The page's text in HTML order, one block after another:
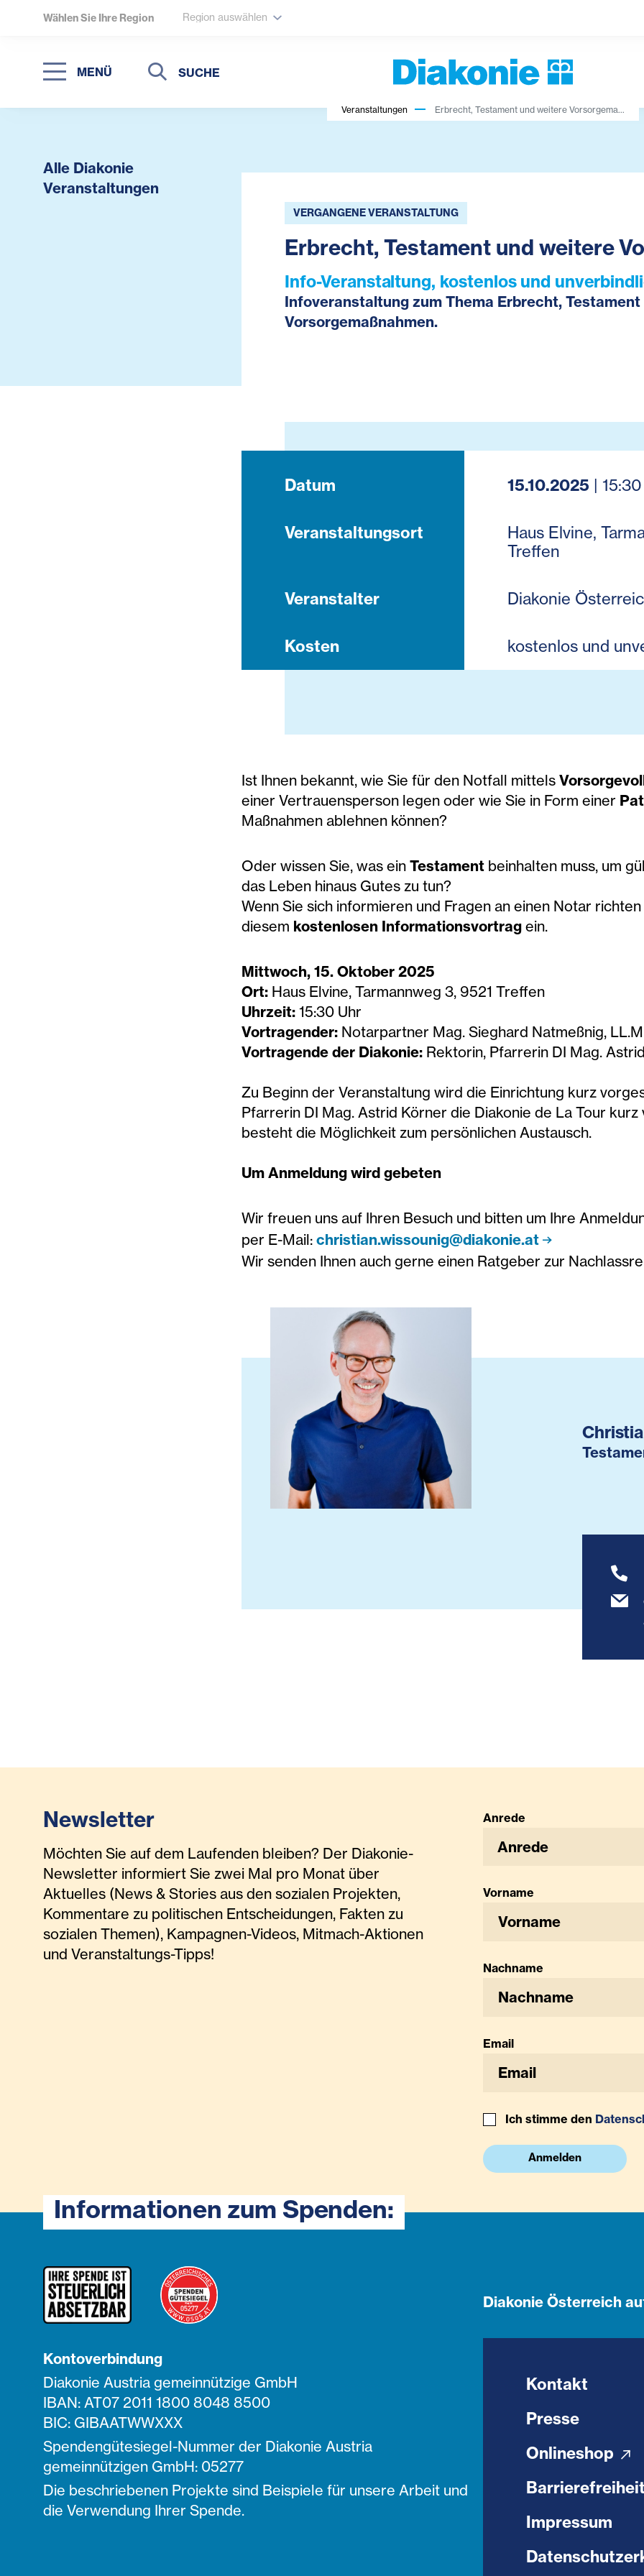
Wählen Sie Ihre Region Region auswählen
MENÜ
Suche
Suche
Veranstaltungen Erbrecht, Testament und weitere Vorsorgema...
Alle Diakonie
Veranstaltungen
VERGANGENE VERANSTALTUNG
Erbrecht, Testament und weitere
Info-Veranstaltung, kostenlos und
Infoveranstaltung zum Thema Erbrecht,
Vorsorgemaßnahmen.
Datum 15.10.2025 |
Veranstaltungsort
Haus Elvine,
Treffen
Veranstalter Diakonie
Kosten kostenlos und
Ist Ihnen bekannt, wie Sie für den Notfall mittels
einer Vertrauensperson legen oder wie Sie in Form einer
Maßnahmen ablehnen können?
Oder wissen Sie, was ein Testament beinhalten muss, um
das Leben hinaus Gutes zu tun?
Wenn Sie sich informieren und Fragen an einen Notar
diesem kostenlosen Informationsvortrag ein.
Mittwoch, 15. Oktober 2025
Ort: Haus Elvine, Tarmannweg 3, 9521 Treffen
Uhrzeit: 15:30 Uhr
Vortragender: Notarpartner Mag. Sieghard Natmeßnig,
Vortragende der Diakonie: Rektorin, Pfarrerin DI Mag.
Zu Beginn der Veranstaltung wird die Einrichtung kurz
Pfarrerin DI Mag. Astrid Körner die Diakonie de La Tour
besteht die Möglichkeit zum persönlichen Austausch.
Um Anmeldung wird gebeten
Wir freuen uns auf Ihren Besuch und bitten um Ihre
per E-Mail: christian.wissounig@diakonie.at
Wir senden Ihnen auch gerne einen Ratgeber zur
Newsletter
Möchten Sie auf dem Laufenden bleiben? Der Diakonie-
Newsletter informiert Sie zwei Mal pro Monat über
Aktuelles (News & Stories aus den sozialen Projekten,
Kommentare zu politischen Entscheidungen, Fakten zu
sozialen Themen), Kampagnen-Videos, Mitmach-Aktionen
und Veranstaltungs-Tipps!
Anrede
Anrede
Vorname
Nachname
Email
Ich stimme den
Anmelden
Informationen zum Spenden:
Kontoverbindung
Diakonie Austria gemeinnützige GmbH
IBAN: AT07 2011 1800 8048 8500
BIC: GIBAATWWXXX
Spendengütesiegel-Nummer der Diakonie Austria
gemeinnützigen GmbH: 05277
Die beschriebenen Projekte sind Beispiele für unsere Arbeit und
die Verwendung Ihrer Spende.
Diakonie Österreich
Kontakt
Presse
Onlineshop
Impressum